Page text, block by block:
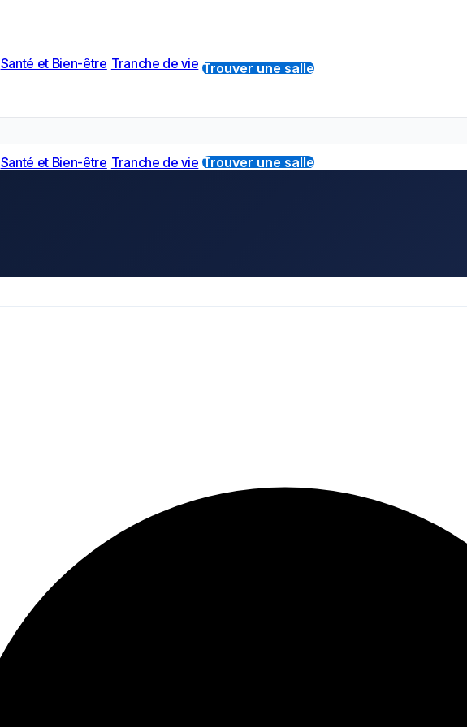
Santé et Bien-être Tranche de vie Trouver une salle
Santé et Bien-être Tranche de vie Trouver une salle